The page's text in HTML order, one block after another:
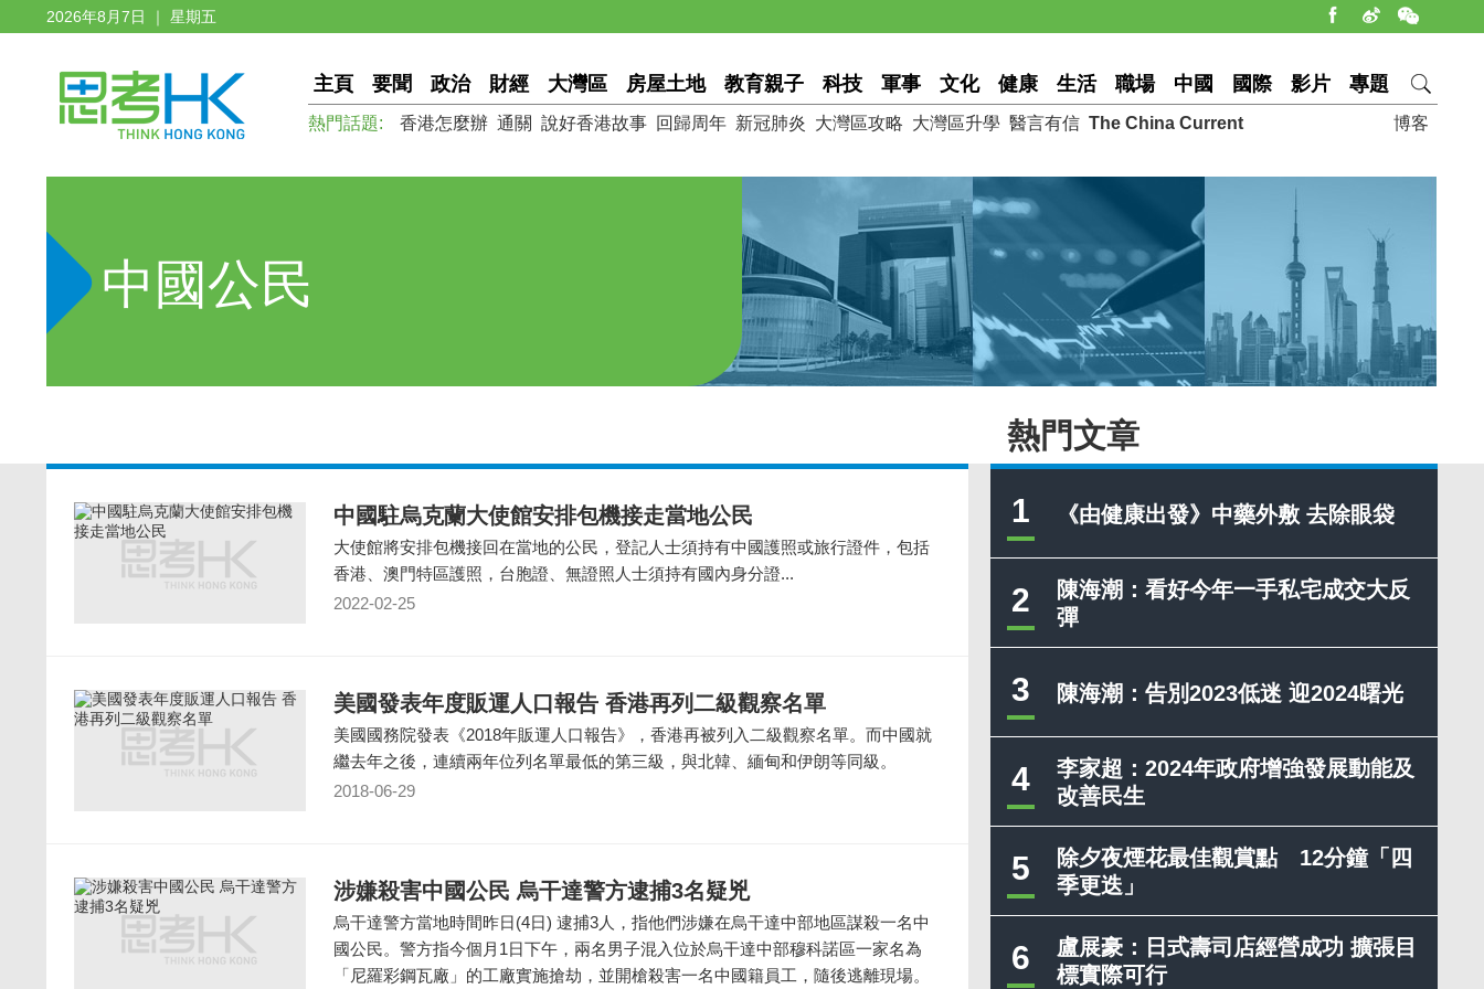
2026年8月7日 ｜ 星期五
主頁 要聞 政治 財經 大灣區 房屋土地 教育親子 科技 軍事 文化 健康 生活 職場 中國 國際 影片 專題
博客
熱門話題: 香港怎麼辦 通關 說好香港故事 回歸周年 新冠肺炎 大灣區攻略 大灣區升學 醫言有信 The China Current
中國公民
熱門文章
1 《由健康出發》中藥外敷 去除眼袋
2
陳海潮：看好今年一手私宅成交大反
彈
3 陳海潮：告別2023低迷 迎2024曙光
4
李家超：2024年政府增強發展動能及
改善民生
5
除夕夜煙花最佳觀賞點 12分鐘「四
季更迭」
6
盧展豪：日式壽司店經營成功 擴張目
標實際可行
中國駐烏克蘭大使館安排包機接走當地公民
大使館將安排包機接回在當地的公民，登記人士須持有中國護照或旅行證件，包括
香港、澳門特區護照，台胞證、無證照人士須持有國內身分證...
2022-02-25
美國發表年度販運人口報告 香港再列二級觀察名單
美國國務院發表《2018年販運人口報告》，香港再被列入二級觀察名單。而中國就
繼去年之後，連續兩年位列名單最低的第三級，與北韓、緬甸和伊朗等同級。
2018-06-29
涉嫌殺害中國公民 烏干達警方逮捕3名疑兇
烏干達警方當地時間昨日(4日) 逮捕3人，指他們涉嫌在烏干達中部地區謀殺一名中
國公民。警方指今個月1日下午，兩名男子混入位於烏干達中部穆科諾區一家名為
「尼羅彩鋼瓦廠」的工廠實施搶劫，並開槍殺害一名中國籍員工，隨後逃離現場。